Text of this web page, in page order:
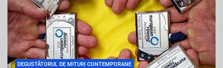
DEGUSTĂTORUL DE MITURI CONTEMPORANE